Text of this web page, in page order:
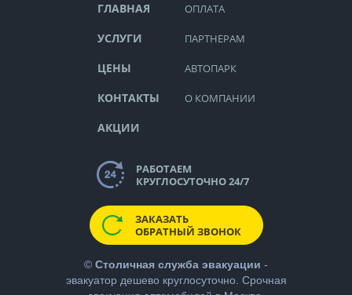
ГЛАВНАЯ
УСЛУГИ
ЦЕНЫ
КОНТАКТЫ
АКЦИИ
ОПЛАТА
ПАРТНЕРАМ
АВТОПАРК
О КОМПАНИИ
РАБОТАЕМ
КРУГЛОСУТОЧНО 24/7
ЗАКАЗАТЬ
ОБРАТНЫЙ ЗВОНОК
© Столичная служба эвакуации -
эвакуатор дешевокруглосуточно. Срочная